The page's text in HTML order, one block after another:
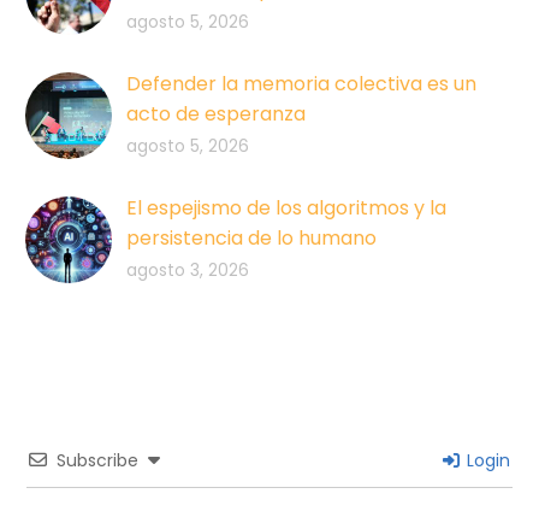
agosto 5, 2026
Defender la memoria colectiva es un
acto de esperanza
agosto 5, 2026
El espejismo de los algoritmos y la
persistencia de lo humano
agosto 3, 2026
Subscribe Login